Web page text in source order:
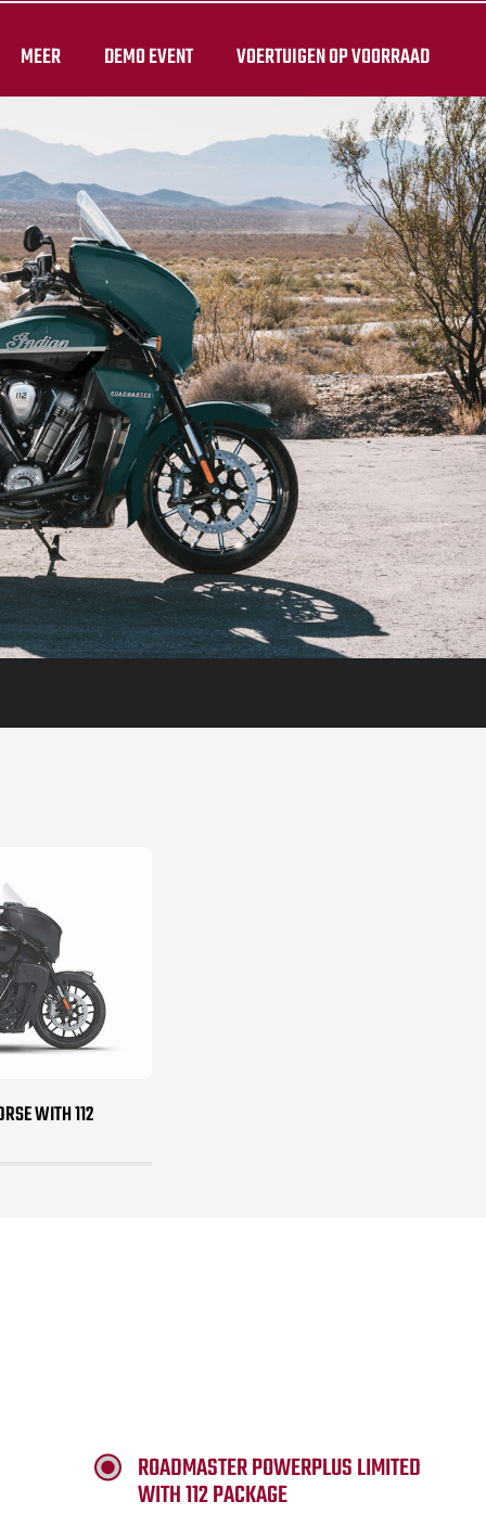
MEER DEMO EVENT VOERTUIGEN OP VOORRAAD
WITH 112
ROADMASTER POWERPLUS LIMITED
WITH 112 PACKAGE